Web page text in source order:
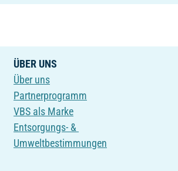
ÜBER UNS
Über uns
Partnerprogramm
VBS als Marke
Entsorgungs- &
Umweltbestimmungen